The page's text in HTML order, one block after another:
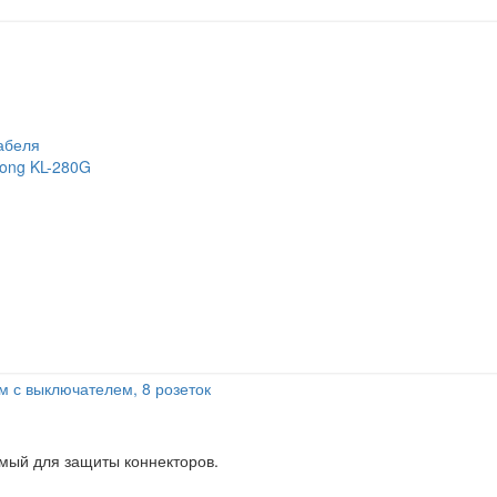
KL-280G
с выключателем, 8 розеток
для защиты коннекторов.